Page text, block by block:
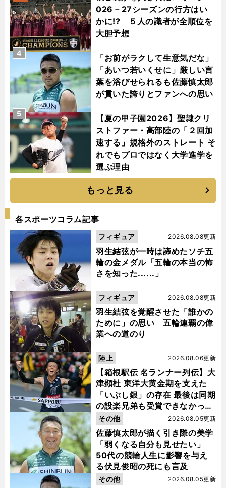
026－27シーズンの行方はい
かに!? ５人の識者が全順位を
大胆予想
「お前がラクして生意気だな」
「あいつ若いくせに」厳しい言
葉を浴びせられるも佐藤慎太郎
が貫いた誇りとファンへの思い
4
【夏の甲子園2026】聖隷クリ
ストファー・高部陸の「２回加
速する」規格外のストレート そ
れでもプロではなく大学進学を
選ぶ理由
5
もっと見る
各スポーツコラム記事
羽生結弦が一時は諦めたソチ五
輪の金メダル「五輪の本当の怖
さを知った......」
2026.08.08更新
フィギュア
羽生結弦を覚醒させた「誰かの
ために」の思い 五輪連覇の偉
業への道のり
2026.08.08更新
フィギュア
【箱根駅伝 名ランナー列伝】大
津顕杜 東洋大黄金期を支えた
「いぶし銀」の存在 最後は同期
の設楽兄弟も受賞できなかった
金栗杯に輝く
2026.08.06更新
陸上
佐藤慎太郎が描く引き際の美学
「弱くなる自分も見せたい」
50代の競輪人生に影響を与え
る伏見俊昭の死にも言及
2026.08.05更新
その他
2026.08.05更新
その他